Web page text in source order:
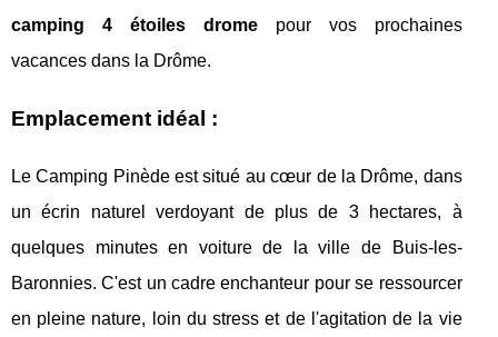
camping 4 étoiles dromepour vos prochaines
vacances dans la Drôme.
Emplacement idéal :
Le Camping Pinède est situé au cœur de la Drôme, dans
un écrin naturel verdoyant de plus de 3 hectares, à
quelques minutes en voiture de la ville de Buis-les-
Baronnies. C'est un cadre enchanteur pour se ressourcer
en pleine nature, loin du stress et de l'agitation de la vie